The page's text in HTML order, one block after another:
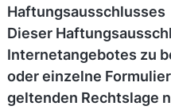
Haftungsausschlusses
Dieser
Internetangebotes zu
oder einzelne
geltenden Rechtslage